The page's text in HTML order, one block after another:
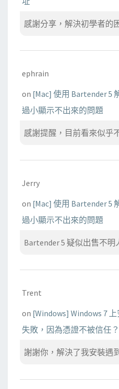
感謝分享，解決初學者的
ephrain
on [Mac] 使用 Bartender 5
過小顯示不出來的問題
感謝提醒，目前看來似乎
Jerry
on [Mac] 使用 Bartender 5
過小顯示不出來的問題
Bartender 5 疑似出售不明
Trent
on [Windows] Windows 7
失敗，因為憑證不被信任？
謝謝你，解決了我安裝遇